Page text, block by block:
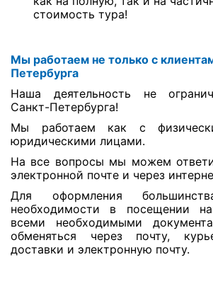
стоимость тура!
Мы работаем не только с
Петербурга
Наша деятельность не
Санкт-Петербурга!
Мы работаем как с
юридическими лицами.
На все вопросы мы можем
электронной почте и через
Для оформления
необходимости в посещении
всеми необходимыми
обменяться через почту,
доставки и электронную почту.